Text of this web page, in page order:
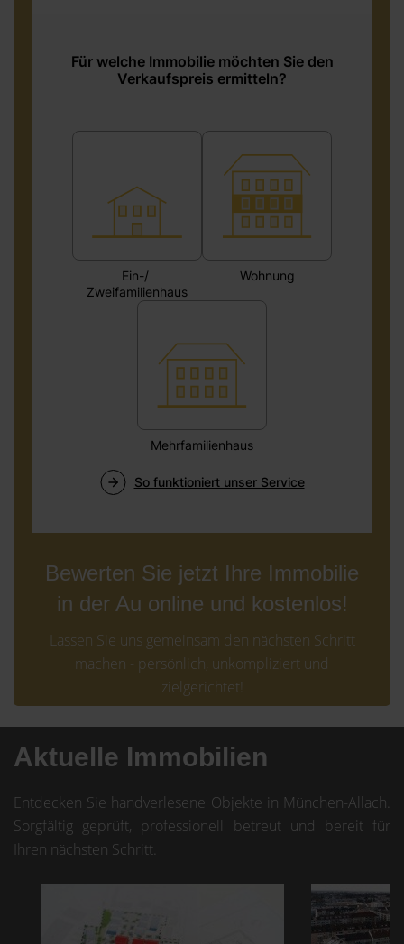
Bewerten Sie jetzt Ihre Immobilie
in der Au online und kostenlos!
Lassen Sie uns gemeinsam den nächsten Schritt
machen - persönlich, unkompliziert und
zielgerichtet!
Aktuelle Immobilien
Entdecken Sie handverlesene Objekte in München-Allach.
Sorgfältig geprüft, professionell betreut und bereit für
Ihren nächsten Schritt.